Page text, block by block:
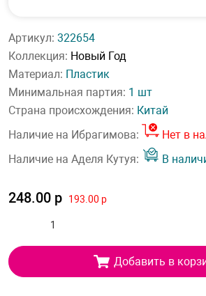
Артикул: 322654
Коллекция: Новый Год
Материал: Пластик
Минимальная партия: 1 шт
Страна происхождения: Китай
Наличие на Ибрагимова:
Нет в
Наличие на Аделя Кутуя:
В
248.00 р 193.00 р
Добавить в